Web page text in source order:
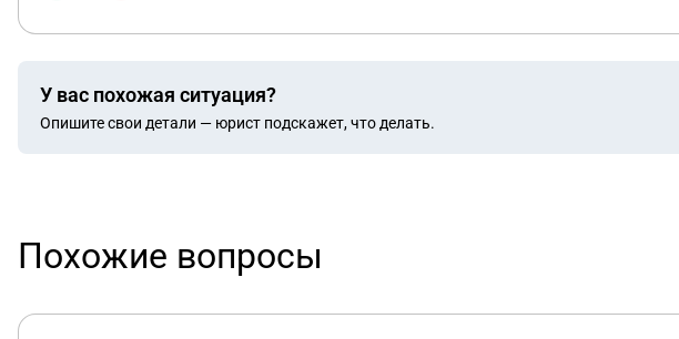
У вас похожая ситуация?
Опишите свои детали — юрист подскажет, что делать.
Похожие вопросы